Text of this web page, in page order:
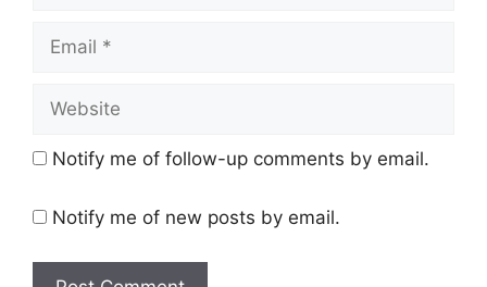
Email
Website
Notify me of follow-up comments by email.
Notify me of new posts by email.